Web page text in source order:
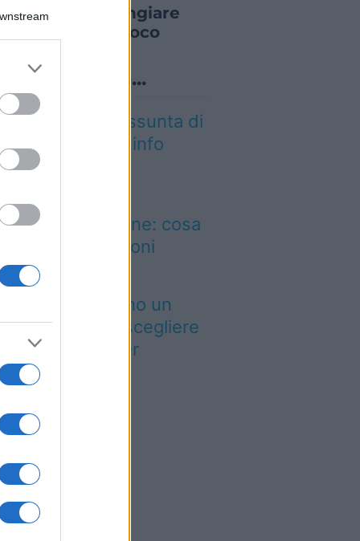
grant or
dove mangiare
spendendo poco
Lo sapevi che...
Fiera dell’Assunta di
tutte le info
intenso, poi
e grandine: cosa
le previsioni
per Agosto
tutti avranno un
in più per scegliere
cosa sta per